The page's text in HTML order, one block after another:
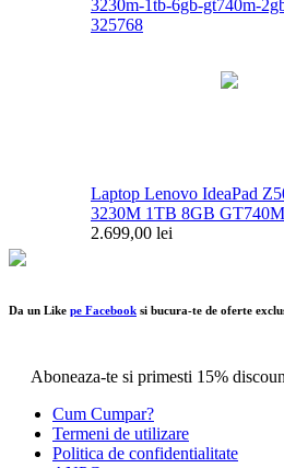
Laptop Lenovo IdeaPad
3230M 1TB 8GB
2.699,00 lei
Da un Like pe Facebook si bucura-te de oferte
Aboneaza-te si primesti 15%
Cum Cumpar?
Termeni de utilizare
Politica de confidentialitate